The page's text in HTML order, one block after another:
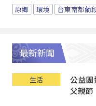
原鄉 環境 台東南都蘭
最新新聞
生活
公益
父親節